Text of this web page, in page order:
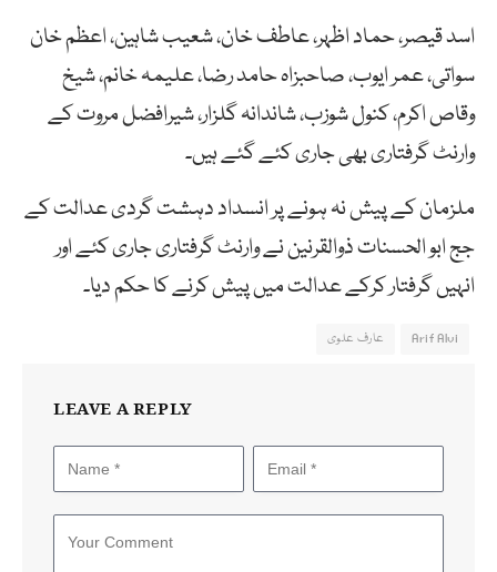
اسد قیصر، حماد اظہر، عاطف خان، شعیب شاہین، اعظم خان
سواتی، عمر ایوب، صاحبزاہ حامد رضا، علیمہ خانم، شیخ
وقاص اکرم، کنول شوزب، شاندانہ گلزار، شیرافضل مروت کے
وارنٹ گرفتاری بھی جاری کئے گئے ہیں۔
ملزمان کے پیش نہ ہونے پر انسداد دہشت گردی عدالت کے
جج ابو الحسنات ذوالقرنین نے وارنٹ گرفتاری جاری کئے اور
انہیں گرفتار کرکے عدالت میں پیش کرنے کا حکم دیا۔
Arif Alvi عارف علوی
LEAVE A REPLY